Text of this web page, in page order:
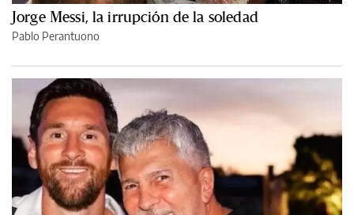
Jorge Messi, la irrupción de la soledad
Pablo Perantuono